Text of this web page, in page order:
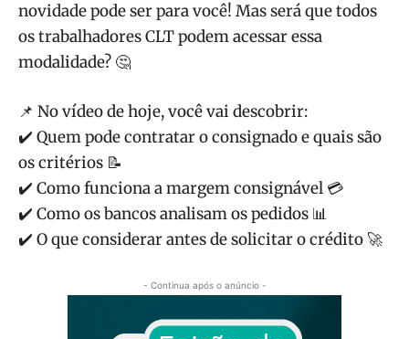
novidade pode ser para você! Mas será que todos
os trabalhadores CLT podem acessar essa
modalidade? 🤔
📌 No vídeo de hoje, você vai descobrir:
✔️ Quem pode contratar o consignado e quais são
os critérios 📝
✔️ Como funciona a margem consignável 💳
✔️ Como os bancos analisam os pedidos 📊
✔️ O que considerar antes de solicitar o crédito 🚀
- Continua após o anúncio -